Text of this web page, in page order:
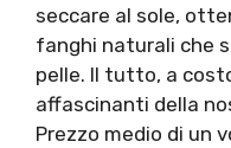
seccare al sole,
fanghi naturali che
pelle. Il tutto, a
affascinanti della
Prezzo medio di un